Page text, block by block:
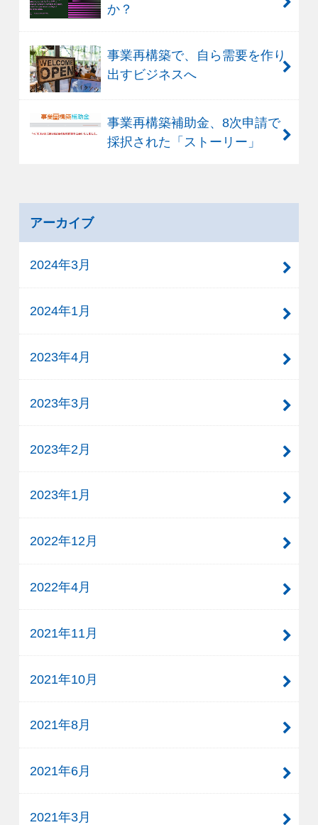
か？
事業再構築で、自ら需要を作り
出すビジネスへ
事業再構築補助金、8次申請で
採択された「ストーリー」
アーカイブ
2024年3月
2024年1月
2023年4月
2023年3月
2023年2月
2023年1月
2022年12月
2022年4月
2021年11月
2021年10月
2021年8月
2021年6月
2021年3月